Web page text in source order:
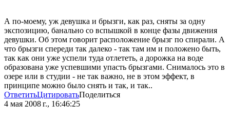
А по-моему, уж девушка и брызги, как раз, сняты за одну
экспозицию, банально со вспышкой в конце фазы движения
девушки. Об этом говорит расположение брызг по спирали. А
что брызги спереди так далеко - так там им и положено быть,
так как они уже успели туда отлететь, а дорожка на воде
образована уже успевшими упасть брызгами. Снималось это в
озере или в студии - не так важно, не в этом эффект, в
принципе можно было снять и так, и так..
ОтветитьЦитироватьПоделиться
4 мая 2008 г., 16:46:25